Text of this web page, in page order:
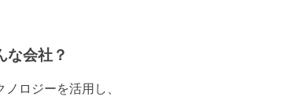
な会社？
ロジーを活用し、